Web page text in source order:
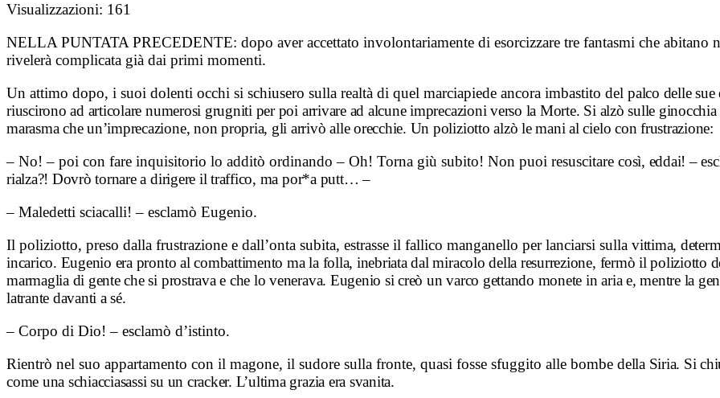
Visualizzazioni: 161
NELLA PUNTATA PRECEDENTE: dopo aver accettato involontariamente di esorcizzare tre fantasmi che
rivelerà complicata già dai primi momenti.
Un attimo dopo, i suoi dolenti occhi si schiusero sulla realtà di quel marciapiede ancora imbastito del palco delle
riuscirono ad articolare numerosi grugniti per poi arrivare ad alcune imprecazioni verso la Morte. Si alzò sulle
marasma che un’imprecazione, non propria, gli arrivò alleorecchie. Un poliziotto alzò le mani al cielo con frustrazione:
– No! – poi con fare inquisitorio lo additò ordinando – Oh! Torna giù subito! Non puoi resuscitare così, eddai! –
rialza?! Dovrò tornare a dirigere il traffico, ma por*a putt… –
– Maledetti sciacalli! – esclamò Eugenio.
Il poliziotto, preso dalla frustrazione e dall’onta subita, estrasse il fallico manganello per lanciarsi sulla vittima,
incarico. Eugenio era pronto alcombattimento ma la folla, inebriata dal miracolo della resurrezione, fermò il poliziotto
marmaglia di gente che si prostrava e che lo venerava. Eugenio si creò un varco gettando monete in aria e, mentre la
latrante davanti a sé.
– Corpo di Dio! – esclamò d’istinto.
Rientrò nel suo appartamento con il magone, il sudore sulla fronte, quasi fosse sfuggito alle bombe della Siria. Si
come una schiacciasassi su un cracker. L’ultima grazia era svanita.